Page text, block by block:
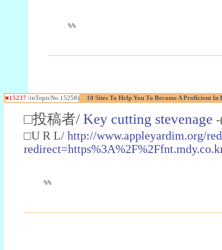
%%
■15237 /inTopicNo.15258) 10 Sites To Help You To Become A Proficient In
□投稿者/ Key cutting stevenage
□U R L/ http://www.appleyardim.org/
%%